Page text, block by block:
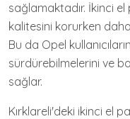
sağlamaktadır. İkinci
kalitesini korurken
Bu da Opel
sürdürebilmelerini ve
sağlar.
Kırklareli'deki ikinci el